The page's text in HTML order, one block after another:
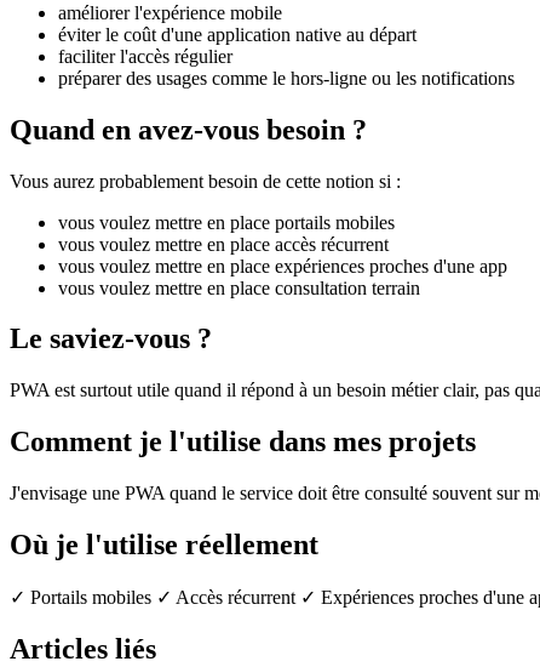
améliorer l'expérience mobile
éviter le coût d'une application native au départ
faciliter l'accès régulier
préparer des usages comme le hors-ligne ou les notifications
Quand en avez-vous besoin ?
Vous aurez probablement besoin de cette notion si :
vous voulez mettre en place portails mobiles
vous voulez mettre en place accès récurrent
vous voulez mettre en place expériences proches d'une app
vous voulez mettre en place consultation terrain
Le saviez-vous ?
PWA est surtout utile quand il répond à un besoin métier clair, pas
Comment je l'utilise dans mes projets
J'envisage une PWA quand le service doit être consulté souvent
Où je l'utilise réellement
✓ Portails mobiles ✓ Accès récurrent ✓ Expériences proches d'une
Articles liés